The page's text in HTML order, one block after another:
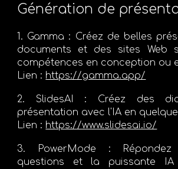
Génération de
1. Gamma : Créez de belles
documents et des sites Web
compétences en conception ou
Lien : https://gamma.app/
2. SlidesAI : Créez des
présentation avec l'IA en
Lien : https://www.slidesai.io/
3. PowerMode :
questions et la puissante IA